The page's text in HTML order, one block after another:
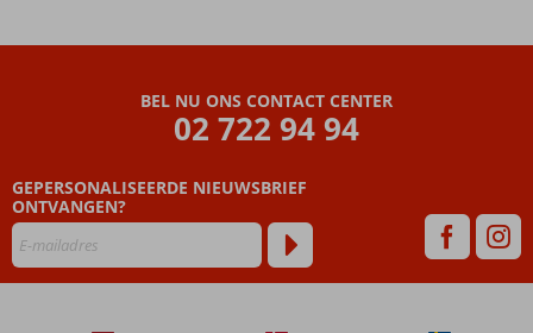
kinderbaden
shuttleservice
Resort
van
maar
liefst 14
BEL NU ONS CONTACT CENTER
02 722 94 94
GEPERSONALISEERDE NIEUWSBRIEF
ONTVANGEN?